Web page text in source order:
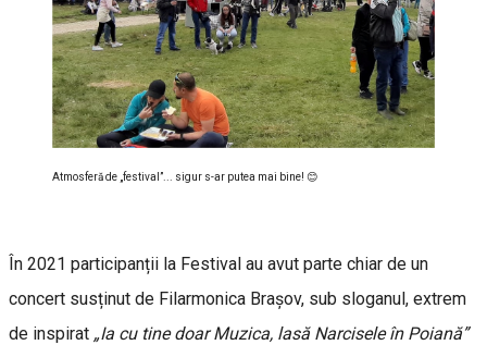
Atmosferă de „festival”... sigur s-ar putea mai bine! 😊
În 2021 participanții la Festival au avut parte chiar de un
concert susținut de Filarmonica Brașov, sub sloganul, extrem
de inspirat „Ia cu tine doar Muzica, lasă Narcisele în Poiană”